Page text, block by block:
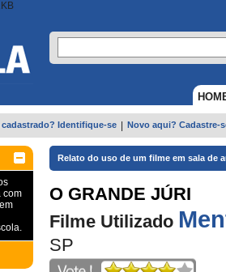
cadastrado? Identifique-se Novo aqui? Cadastre-
com
Relato do uso de um filme em sala de
O GRANDE JÚRI
Filme Utilizado
SP